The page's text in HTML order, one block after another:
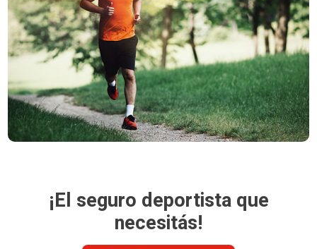
¡El seguro deportista que
necesitás!